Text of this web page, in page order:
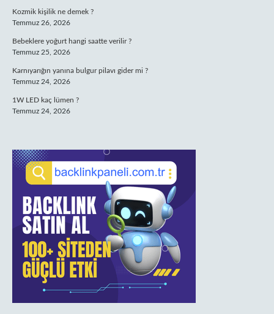
Kozmik kişilik ne demek ?
Temmuz 26, 2026
Bebeklere yoğurt hangi saatte verilir ?
Temmuz 25, 2026
Karnıyarığın yanına bulgur pilavı gider mi ?
Temmuz 24, 2026
1W LED kaç lümen ?
Temmuz 24, 2026